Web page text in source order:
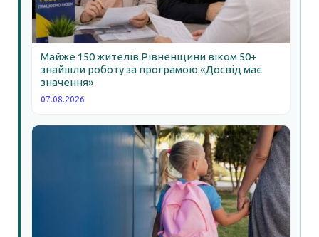
Майже 150 жителів Рівненщини віком 50+
знайшли роботу за програмою «Досвід має
значення»
07.08.2026